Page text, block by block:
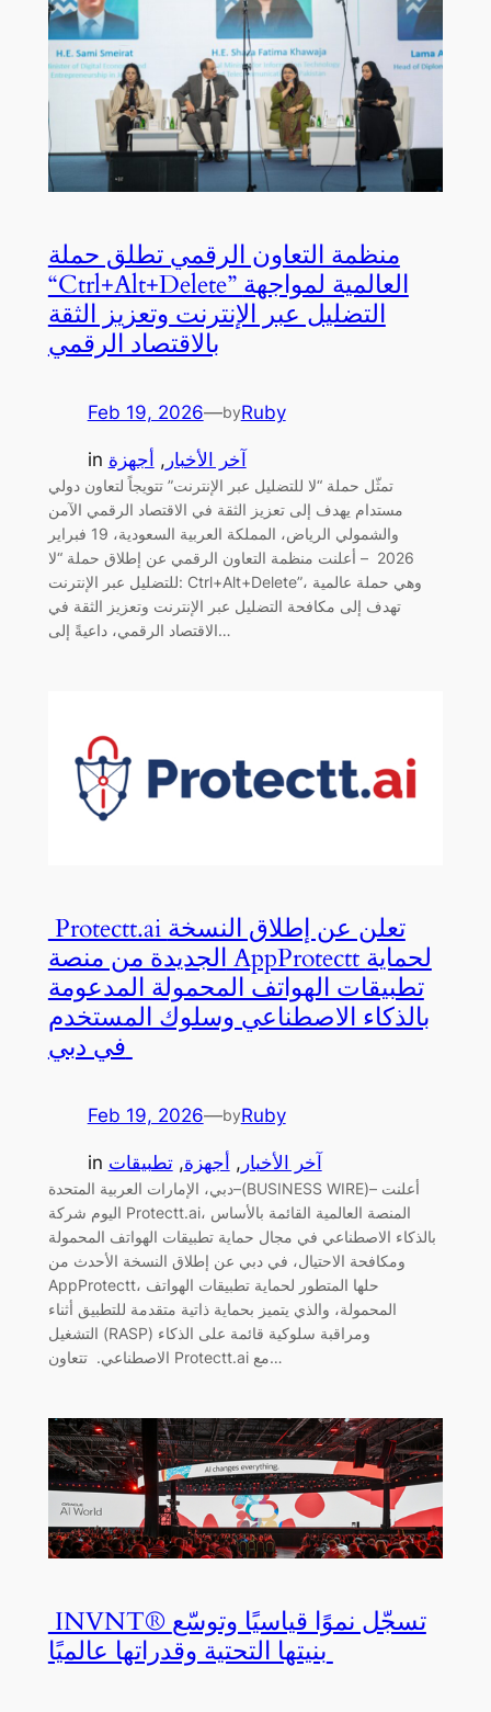
منظمة التعاون الرقمي تطلق حملة
“Ctrl+Alt+Delete” العالمية لمواجهة
التضليل عبر الإنترنت وتعزيز الثقة
بالاقتصاد الرقمي
Feb 19, 2026—byRuby
in آخر الأخبار , أجهزة
تمثّل حملة “لا للتضليل عبر الإنترنت” تتويجاً لتعاون دولي
مستدام يهدف إلى تعزيز الثقة في الاقتصاد الرقمي الآمن
والشمولي الرياض، المملكة العربية السعودية، 19 فبراير
2026 – أعلنت منظمة التعاون الرقمي عن إطلاق حملة “لا
للتضليل عبر الإنترنت: Ctrl+Alt+Delete”، وهي حملة عالمية
تهدف إلى مكافحة التضليل عبر الإنترنت وتعزيز الثقة في
الاقتصاد الرقمي، داعيةً إلى…
Protectt.ai تعلن عن إطلاق النسخة
الجديدة من منصة AppProtectt لحماية
تطبيقات الهواتف المحمولة المدعومة
بالذكاء الاصطناعي وسلوك المستخدم
Feb 19, 2026—byRuby
in آخر الأخبار , أجهزة, تطبيقات
دبي، الإمارات العربية المتحدة–(BUSINESS WIRE)– أعلنت
اليوم شركة Protectt.ai، المنصة العالمية القائمة بالأساس
بالذكاء الاصطناعي في مجال حماية تطبيقات الهواتف المحمولة
ومكافحة الاحتيال، في دبي عن إطلاق النسخة الأحدث من
AppProtectt، حلها المتطور لحماية تطبيقات الهواتف
المحمولة، والذي يتميز بحماية ذاتية متقدمة للتطبيق أثناء
التشغيل (RASP) ومراقبة سلوكية قائمة على الذكاء
الاصطناعي. تتعاون Protectt.ai مع…
INVNT® تسجّل نموًا قياسيًا وتوسّع